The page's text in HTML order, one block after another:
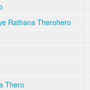
Therohero
Thero